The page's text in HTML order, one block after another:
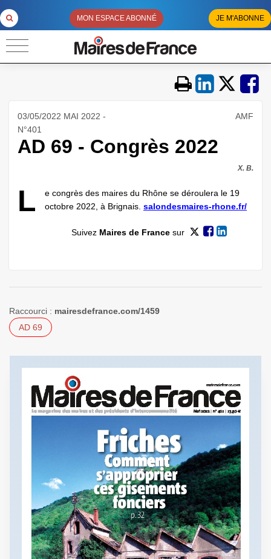
MON ESPACE ABONNÉ JE M'ABONNE
03/05/2022 MAI 2022 -
N°401
AMF
AD 69 - Congrès 2022
X. B.
L
e congrès des maires du Rhône se déroulera le 19
octobre 2022, à Brignais. salondesmaires-rhone.fr/
Suivez Maires de France sur
Raccourci : mairesdefrance.com/1459
AD 69